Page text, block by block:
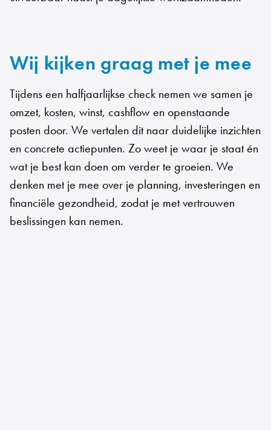
Wij kijken graag met je mee
Tijdens een halfjaarlijkse check nemen we samen je
omzet, kosten, winst, cashflow en openstaande
posten door. We vertalen dit naar duidelijke inzichten
en concrete actiepunten. Zo weet je waar je staat én
wat je best kan doen om verder te groeien. We
denken met je mee over je planning, investeringen en
financiële gezondheid, zodat je met vertrouwen
beslissingen kan nemen.